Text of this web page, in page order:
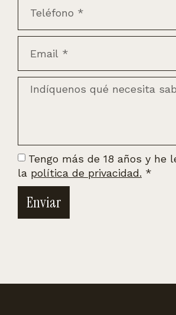
Tengo más de 18 años y he
la política de privacidad. *
Enviar